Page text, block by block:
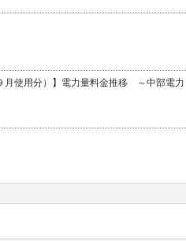
使用分）】電力量料金推移 ～中部電力